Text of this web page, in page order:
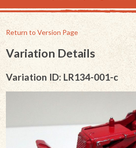
Return to Version Page
Variation Details
Variation ID: LR134-001-c